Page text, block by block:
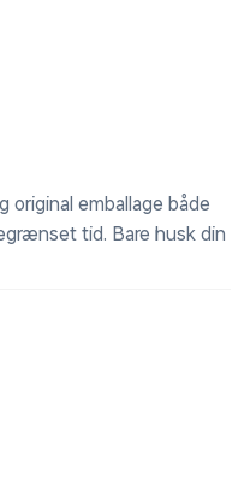
original emballage både
tid. Bare husk din